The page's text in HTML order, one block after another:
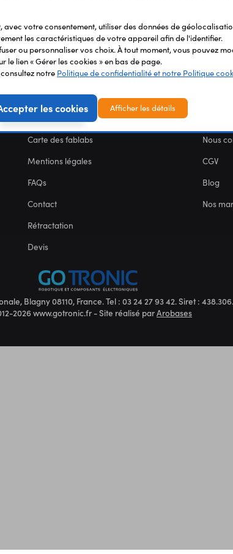
SERVICES
Carte des fablabs
Mentions légales
FAQs
Contact
Rétractation
Devis
Nous
CGV
Blog
Nos
Blagny 08110, France. Tel : 03 24 27 93 42. Siret :
2026 www.gotronic.fr - Site réalisé parArobases
avec votre consentement, utiliser des données de
les caractéristiques de votre appareil afin de l'identifier.
ou personnaliser vos choix. À tout moment, vous pouvez
le lien « Gérer les cookies » en bas de page.
notre Politique de confidentialité et notre Politique
les cookies Afficher les détails